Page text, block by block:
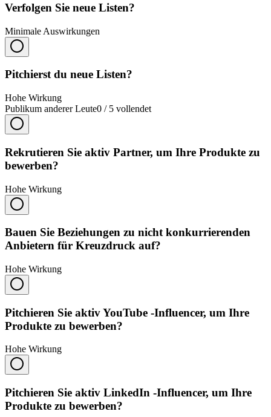
Verfolgen Sie neue Listen?
Minimale Auswirkungen
Pitchierst du neue Listen?
Hohe Wirkung
Publikum anderer Leute0 / 5 vollendet
Rekrutieren Sie aktiv Partner, um Ihre Produkte zu
bewerben?
Hohe Wirkung
Bauen Sie Beziehungen zu nicht konkurrierenden
Anbietern für Kreuzdruck auf?
Hohe Wirkung
Pitchieren Sie aktiv YouTube -Influencer, um Ihre
Produkte zu bewerben?
Hohe Wirkung
Pitchieren Sie aktiv LinkedIn -Influencer, um Ihre
Produkte zu bewerben?